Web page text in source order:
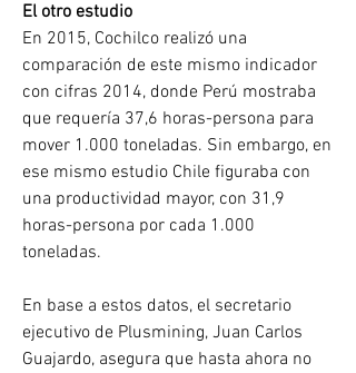
El otro estudio
En 2015, Cochilco realizó una
comparación de este mismo indicador
con cifras 2014, donde Perú mostraba
que requería 37,6 horas-persona para
mover 1.000 toneladas. Sin embargo, en
ese mismo estudio Chile figuraba con
una productividad mayor, con 31,9
horas-persona por cada 1.000
toneladas.
En base a estos datos, el secretario
ejecutivo de Plusmining, Juan Carlos
Guajardo, asegura que hasta ahora no